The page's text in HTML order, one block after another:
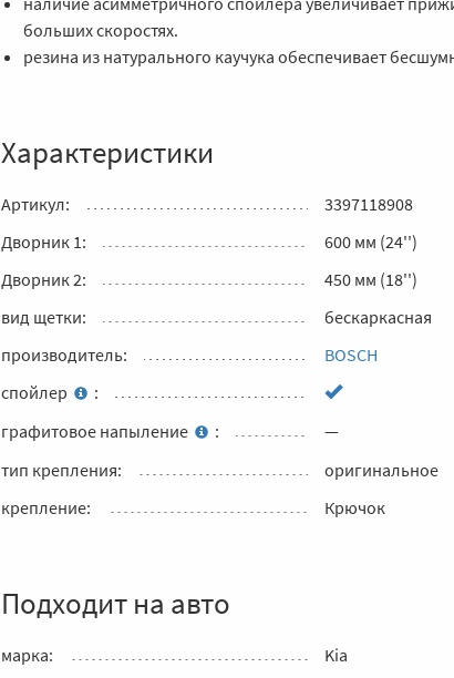
больших скоростях.
резина из натурального каучука обеспечивает
Характеристики
Артикул:
3397118908
Дворник 1:
600 мм (24'')
Дворник 2:
450 мм (18'')
вид щетки:
бескаркасная
производитель:
BOSCH
спойлер
:
графитовое напыление
:
—
тип крепления:
оригинальное
крепление:
Крючок
Подходит на авто
марка: Kia